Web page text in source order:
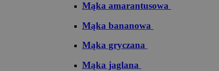
Mąka amarantusowa
Mąka bananowa
Mąka gryczana
Mąka jaglana